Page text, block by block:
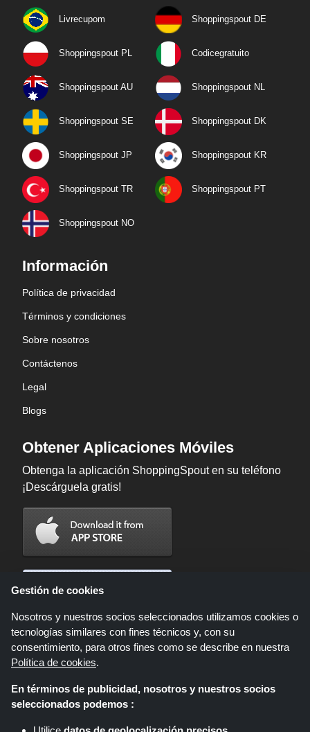
Livrecupom Shoppingspout DE
Shoppingspout PL Codicegratuito
Shoppingspout AU Shoppingspout NL
Shoppingspout SE Shoppingspout DK
Shoppingspout JP Shoppingspout KR
Shoppingspout TR Shoppingspout PT
Shoppingspout NO
Información
Política de privacidad
Términos y condiciones
Sobre nosotros
Contáctenos
Legal
Blogs
Obtener Aplicaciones Móviles
Obtenga la aplicación ShoppingSpout en su teléfono
¡Descárguela gratis!
Shoppingspout.com/es es un sitio web que presenta ofertas, descuentos y
cupones; Estas ofertas u ofertas están disponibles a través de diferentes
Gestión de cookies
Nosotros y nuestros socios seleccionados utilizamos cookies o
tecnologías similares con fines técnicos y, con su
consentimiento, para otros fines como se describe en nuestra
Política de cookies.
En términos de publicidad, nosotros y nuestros socios
seleccionados podemos :